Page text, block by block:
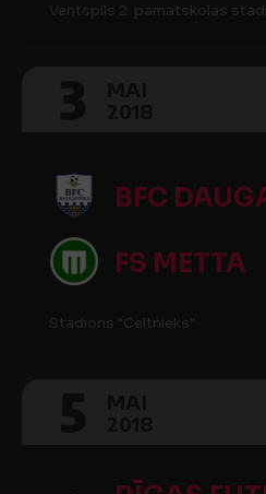
Ventspils 2. pamatskolas
BFC
FS METTA
Stadions "Celtnieks"